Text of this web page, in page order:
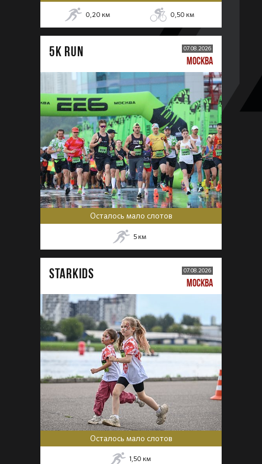
0,20 км 0,50 км
5К RUN 07.08.2026
МОСКВА
Осталось мало слотов
5 км
STARKIDS 07.08.2026
МОСКВА
Осталось мало слотов
1,50 км